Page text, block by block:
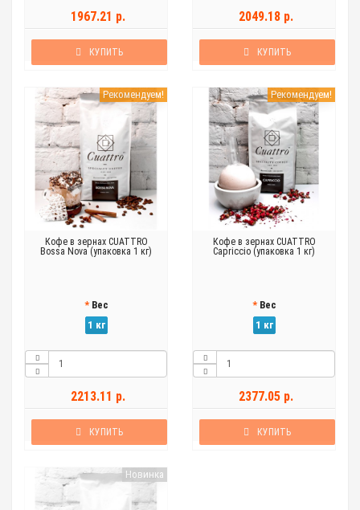
1967.21 р.
КУПИТЬ
2049.18 р.
КУПИТЬ
Рекомендуем!
Кофе в зернах CUATTRO
Bossa Nova (упаковка 1 кг)
Вес
1 кг
2213.11 р.
КУПИТЬ
Рекомендуем!
Кофе в зернах CUATTRO
Capriccio (упаковка 1 кг)
Вес
1 кг
2377.05 р.
КУПИТЬ
Новинка